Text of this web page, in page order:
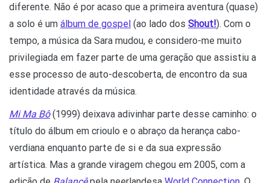
diferente. Não é por acaso que a primeira aventura (quase)
a solo é um álbum de gospel (ao lado dos Shout!). Com o
tempo, a música da Sara mudou, e considero-me muito
privilegiada em fazer parte de uma geração que assistiu a
esse processo de auto-descoberta, de encontro da sua
identidade através da música.
Mi Ma Bô(1999) deixava adivinhar parte desse caminho: o
título do álbum em crioulo e o abraço da herança cabo-
verdiana enquanto parte de si e da sua expressão
artística. Mas a grande viragem chegou em 2005, com a